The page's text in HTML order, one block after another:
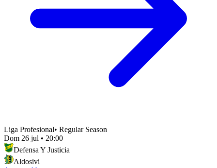
Liga Profesional• Regular Season
Dom 26 jul • 20:00
Defensa Y Justicia
Aldosivi